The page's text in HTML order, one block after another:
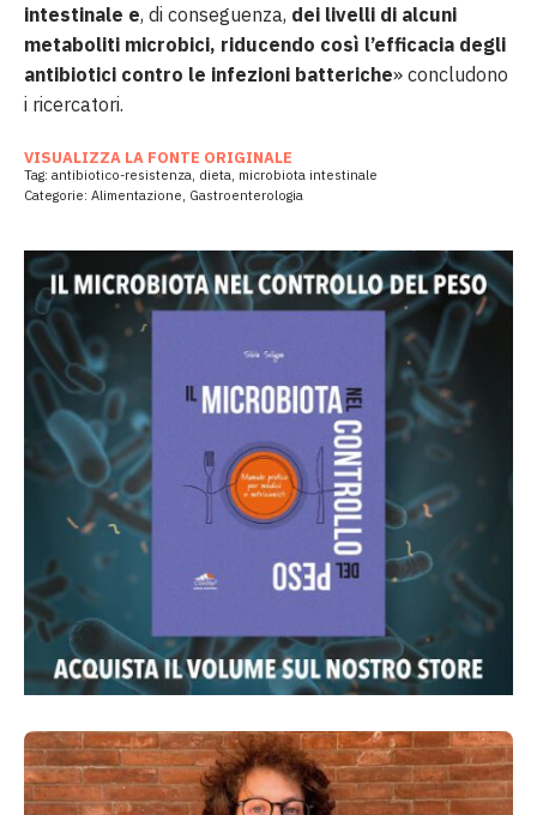
intestinale e, di conseguenza, dei livelli di alcuni
metaboliti microbici, riducendo così l’efficacia degli
antibiotici contro le infezioni batteriche» concludono
i ricercatori.
VISUALIZZA LA FONTE ORIGINALE
Tag: antibiotico-resistenza, dieta, microbiota intestinale
Categorie: Alimentazione, Gastroenterologia